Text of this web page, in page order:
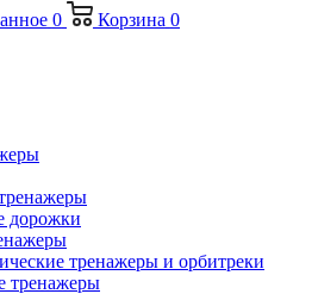
0 Корзина 0
дорожки
тренажеры и орбитреки
тренажеры